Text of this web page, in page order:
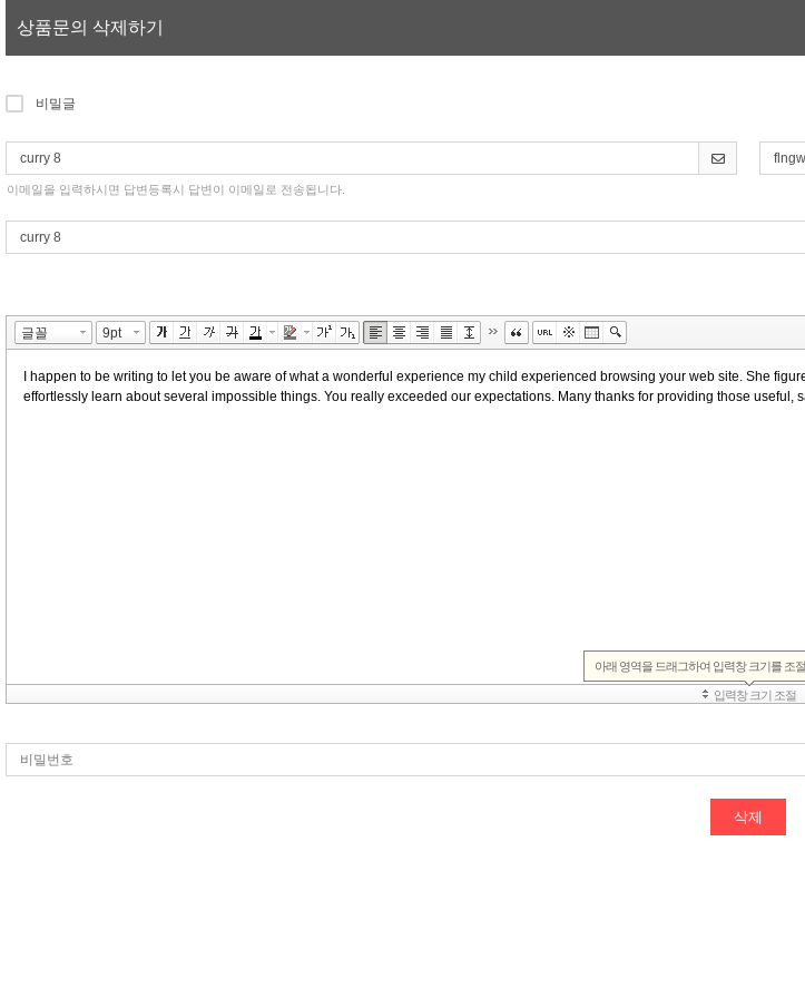
상품문의 삭제하기
비밀글
이메일을 입력하시면 답변등록시 답변이 이메일로 전송됩니다.